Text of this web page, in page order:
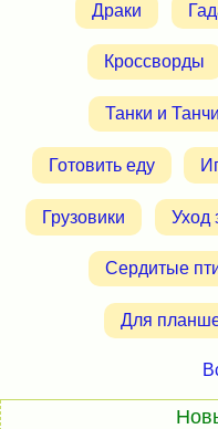
Драки
Кроссворды
Танки и
Готовить еду
Грузовики Уход
Сердитые
Для